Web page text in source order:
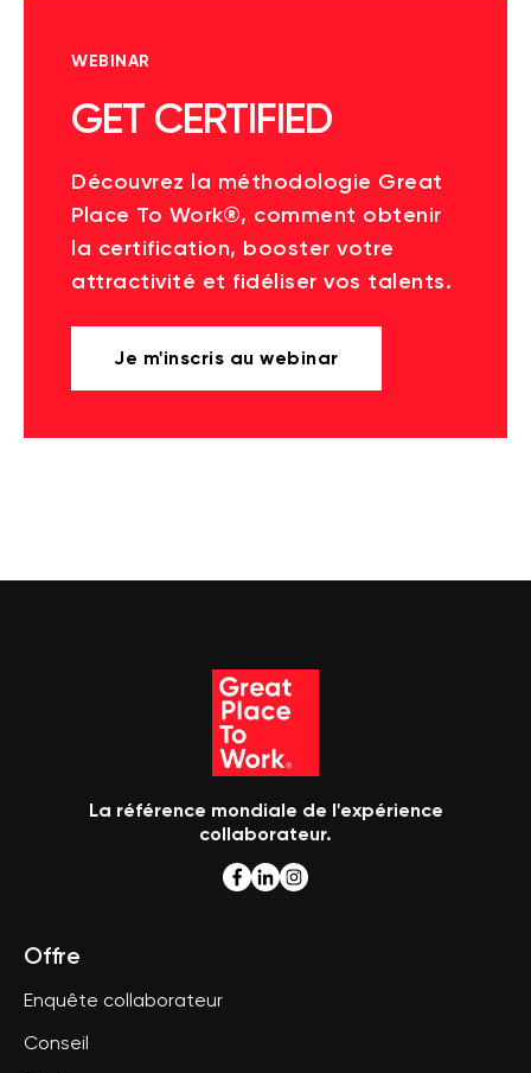
WEBINAR
GET CERTIFIED
Découvrez la méthodologie Great
Place To Work®, comment obtenir
la certification, booster votre
attractivité et fidéliser vos talents.
Je m'inscris au webinar
La référence mondiale de l'expérience
collaborateur.
Offre
Enquête collaborateur
Conseil